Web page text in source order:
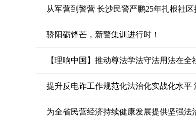
从军营到警营 长沙民警严鹏25年扎根社区
骄阳砺锋芒，新警集训进行时！
【理响中国】推动尊法学法守法用法在全
提升反电诈工作规范化法治化实战化水平
为全省民营经济持续健康发展提供坚强